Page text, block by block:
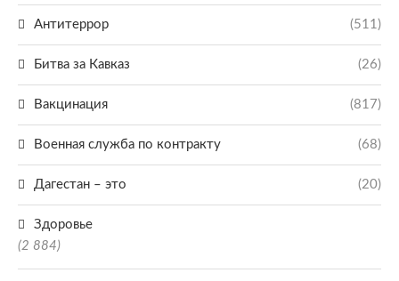
Антитеррор (511)
Битва за Кавказ (26)
Вакцинация (817)
Военная служба по контракту (68)
Дагестан – это (20)
Здоровье
(2 884)